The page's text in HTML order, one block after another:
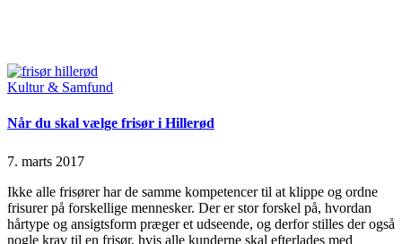
Posted
Kultur & Samfund
Når du skal vælge frisør i Hillerød
7. marts 2017
Ikke alle frisører har de samme kompetencer til at klippe og ordne
frisurer på forskellige mennesker. Der er stor forskel på, hvordan
hårtype og ansigtsform præger et udseende, og derfor stilles der også
nogle krav til en frisør, hvis alle kunderne skal efterlades med